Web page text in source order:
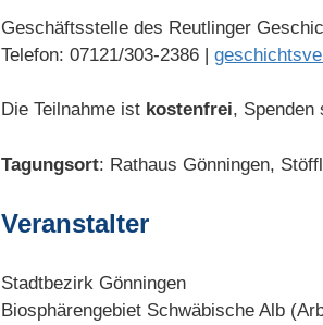
Geschäftsstelle des Reutlinger
Telefon: 07121/303-2386 |
Die Teilnahme ist kostenfrei, Spenden
Tagungsort: Rathaus Gönningen,
Veranstalter
Stadtbezirk Gönningen
Biosphärengebiet Schwäbische Alb